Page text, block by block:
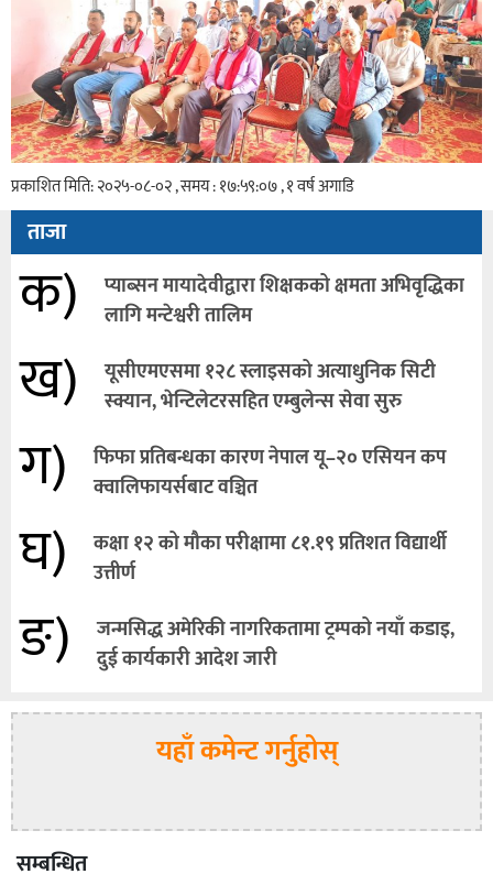
प्रकाशित मिति: २०२५-०८-०२ , समय : १७:५९:०७ , १ वर्ष अगाडि
ताजा
क)
प्याब्सन मायादेवीद्वारा शिक्षकको क्षमता अभिवृद्धिका
लागि मन्टेश्वरी तालिम
ख)
यूसीएमएसमा १२८ स्लाइसको अत्याधुनिक सिटी
स्क्यान, भेन्टिलेटरसहित एम्बुलेन्स सेवा सुरु
ग)
फिफा प्रतिबन्धका कारण नेपाल यू–२० एसियन कप
क्वालिफायर्सबाट वञ्चित
घ)
कक्षा १२ को मौका परीक्षामा ८१.१९ प्रतिशत विद्यार्थी
उत्तीर्ण
ङ)
जन्मसिद्ध अमेरिकी नागरिकतामा ट्रम्पको नयाँ कडाइ,
दुई कार्यकारी आदेश जारी
यहाँ कमेन्ट गर्नुहोस्
सम्बन्धित